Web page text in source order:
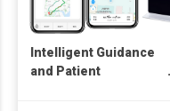
Intelligent Guidance
and Patient